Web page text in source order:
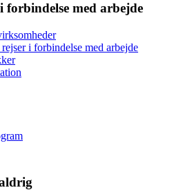
forbindelse med arbejde
i forbindelse med arbejde